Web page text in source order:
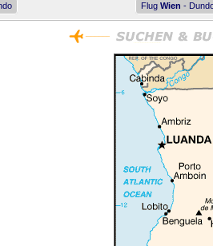
Flug Wien -